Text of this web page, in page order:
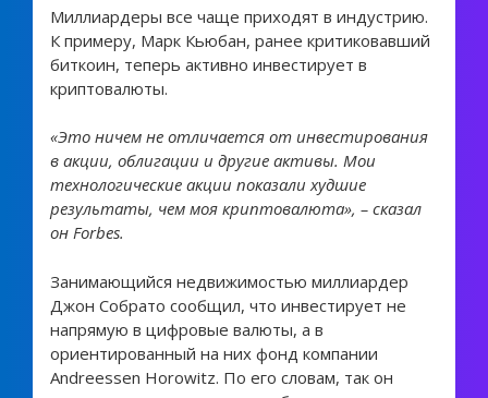
Миллиардеры все чаще приходят в индустрию.
К примеру, Марк Кьюбан, ранее критиковавший
биткоин, теперь активно инвестирует в
криптовалюты.
«Это ничем не отличается от инвестирования
в акции, облигации и другие активы. Мои
технологические акции показали худшие
результаты, чем моя криптовалюта», – сказал
он Forbes.
Занимающийся недвижимостью миллиардер
Джон Собрато сообщил, что инвестирует не
напрямую в цифровые валюты, а в
ориентированный на них фонд компании
Andreessen Horowitz. По его словам, так он